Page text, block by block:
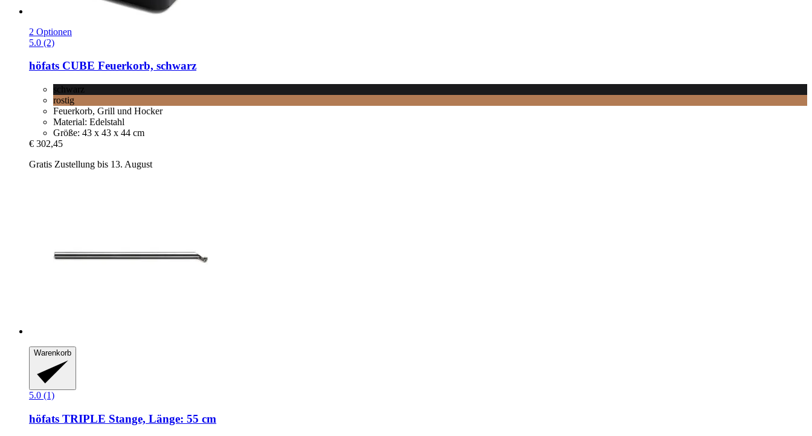
2 Optionen
5.0 (2)
höfats CUBE Feuerkorb, schwarz
schwarz
rostig
Feuerkorb, Grill und Hocker
Material: Edelstahl
Größe: 43 x 43 x 44 cm
€ 302,45
Gratis Zustellung bis 13. August
Warenkorb
5.0 (1)
höfats TRIPLE Stange, Länge: 55 cm